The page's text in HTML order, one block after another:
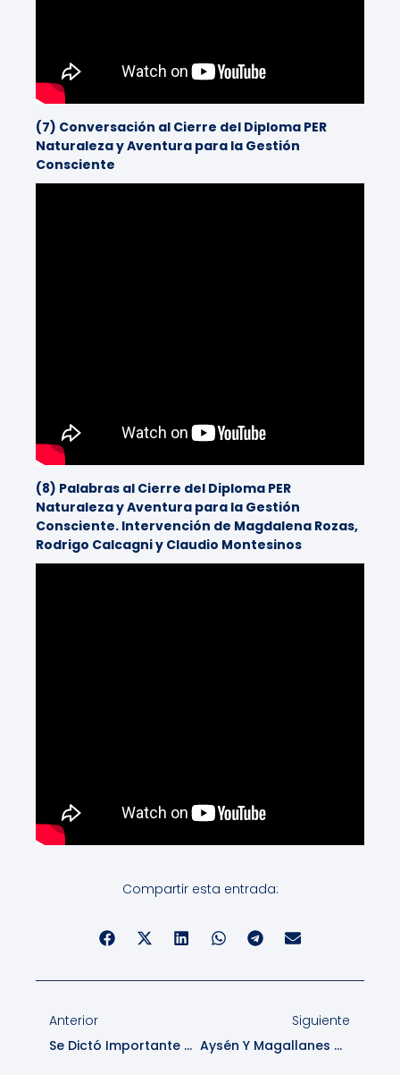
(7) Conversación al Cierre del Diploma PER
Naturaleza y Aventura para la Gestión
Consciente
(8) Palabras al Cierre del Diploma PER
Naturaleza y Aventura para la Gestión
Consciente. Intervención de Magdalena Rozas,
Rodrigo Calcagni y Claudio Montesinos
Compartir esta entrada:
Anterior
Se Dictó Importante Charla Sobre Tecnología Y Turismo
Siguiente
Aysén Y Magallanes Unidas Por Nueva Ruta Marítima